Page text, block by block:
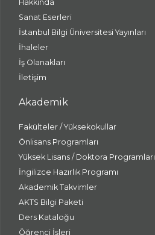
Hakkında
Sanat Eserleri
İstanbul Bilgi Üniversitesi Yayınları
İhaleler
İş Olanakları
İletişim
Akademik
Fakülteler / Yüksekokullar
Önlisans Programları
Yüksek Lisans / Doktora Programları
İngilizce Hazırlık Programı
Akademik Takvimler
AKTS Bilgi Paketi
Ders Kataloğu
Öğrenci İşleri